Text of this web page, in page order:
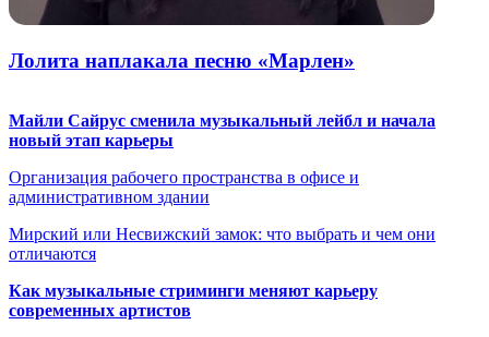
Лолита наплакала песню «Марлен»
Майли Сайрус сменила музыкальный лейбл и начала
новый этап карьеры
Организация рабочего пространства в офисе и
административном здании
Мирский или Несвижский замок: что выбрать и чем они
отличаются
Как музыкальные стриминги меняют карьеру
современных артистов